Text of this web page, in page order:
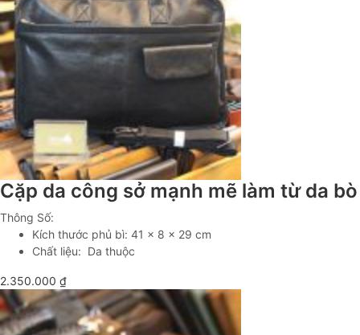
Cặp da công sở mạnh mẽ làm từ da
Thông Số:
Kích thước phủ bì: 41 x 8 x 29 cm
Chất liệu: Da thuộc
2.350.000 ₫